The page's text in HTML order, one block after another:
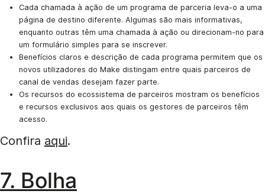
Cada chamada à ação de um programa de parceria leva-o a uma
página de destino diferente. Algumas são mais informativas,
enquanto outras têm uma chamada à ação ou direcionam-no para
um formulário simples para se inscrever.
Benefícios claros e descrição de cada programa permitem que os
novos utilizadores do Make distingam entre quais parceiros de
canal de vendas desejam fazer parte.
Os recursos do ecossistema de parceiros mostram os benefícios
e recursos exclusivos aos quais os gestores de parceiros têm
acesso.
Confira aqui.
7. Bolha